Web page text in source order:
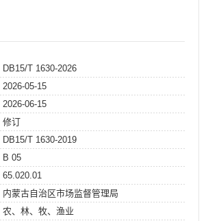
DB15/T 1630-2026
2026-05-15
2026-06-15
修订
DB15/T 1630-2019
B 05
65.020.01
内蒙古自治区市场监督管理局
农、林、牧、渔业